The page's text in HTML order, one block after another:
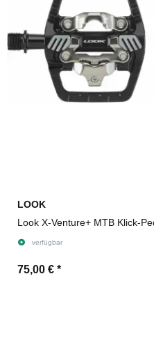
LOOK
Look X-Venture+ MTB Klick-
verfügbar
75,00 € *